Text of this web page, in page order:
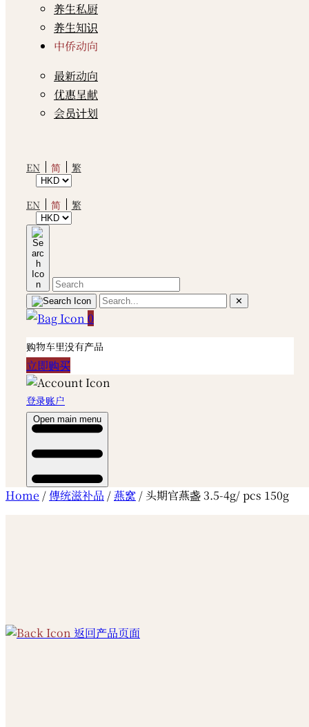
养生私厨
养生知识
中侨动向
最新动向
优惠呈献
会员计划
EN 简 繁
EN 简 繁
✕
0
购物车里没有产品
立即购买
登录账户
Open main menu
Home /傳统滋补品 /燕窝 / 头期官燕盏 3.5-4g/ pcs 150g
返回产品页面